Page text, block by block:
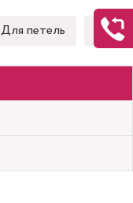
Для петель Для